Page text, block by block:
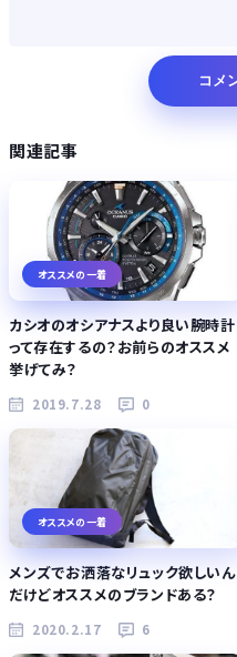
関連記事
オススメの一着
カシオのオシアナスより良い腕時計
って存在するの？お前らのオススメ
挙げてみ？
2019.7.28 0
オススメの一着
メンズでお洒落なリュック欲しいん
だけどオススメのブランドある？
2020.2.17 6